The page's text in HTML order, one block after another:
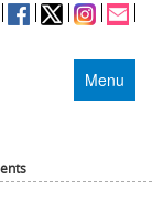
Menu